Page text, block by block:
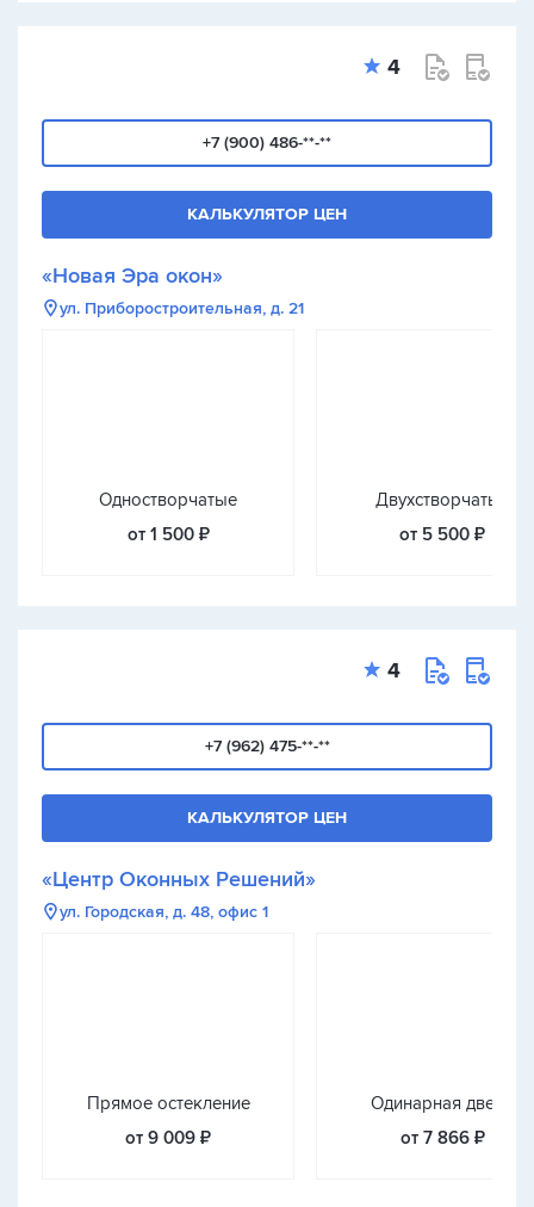
4
+7 (900) 486-**-**
КАЛЬКУЛЯТОР ЦЕН
«Новая Эра окон»
ул. Приборостроительная, д. 21
Одностворчатые
от 1 500 ₽
Двухстворчатые
от 5 500 ₽
4
+7 (962) 475-**-**
КАЛЬКУЛЯТОР ЦЕН
«Центр Оконных Решений»
ул. Городская, д. 48, офис 1
Прямое остекление
от 9 009 ₽
Одинарная дверь
от 7 866 ₽